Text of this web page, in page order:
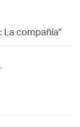
La compañía”